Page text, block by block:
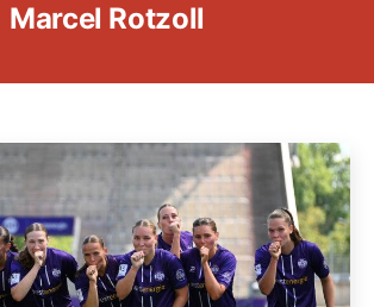
Marcel Rotzoll